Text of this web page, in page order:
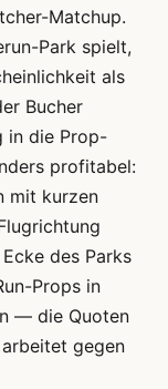
Matchup.
Park spielt,
als
Bucher
in die Prop-
profitabel:
mit kurzen
des Parks
Props in
— die Quoten
gegen